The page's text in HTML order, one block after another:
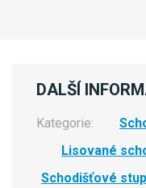
DALŠÍ
Kategorie:
Lisované
Schodišťové